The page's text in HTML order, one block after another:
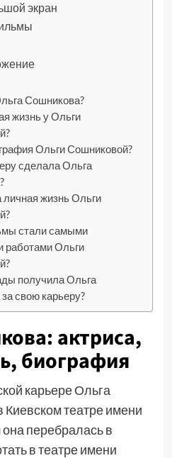
экран
Сошникова?
жизнь у Ольги
Ольги Сошниковой?
сделала Ольга
личная жизнь Ольги
стали самыми
работами Ольги
получила Ольга
свою карьеру?
актриса,
биография
карьере Ольга
театре имени
перебралась в
в театре имени